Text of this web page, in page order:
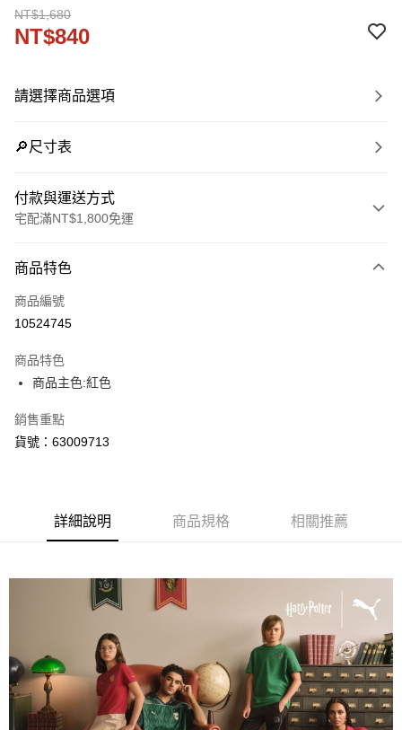
NT$1,680
NT$840
請選擇商品選項
🔎尺寸表
付款與運送方式
宅配滿NT$1,800免運
信用卡一次付款
LINE Pay
街口支付
悠遊付
Google Pay
宅配(離島恕不配送)
每筆NT$150，滿NT$1,800(含以上)免運費
商品特色
商品編號
10524745
商品特色
商品主色:紅色
銷售重點
貨號：63009713
詳細說明 商品規格 相關推薦